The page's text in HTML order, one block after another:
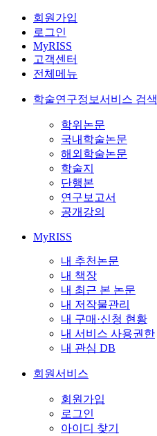
회원가입
로그인
MyRISS
고객센터
전체메뉴
학술연구정보서비스 검색
학위논문
국내학술논문
해외학술논문
학술지
단행본
연구보고서
공개강의
MyRISS
내 추천논문
내 책장
내 최근 본 논문
내 저작물관리
내 구매·신청 현황
내 서비스 사용권한
내 관심 DB
회원서비스
회원가입
로그인
아이디 찾기